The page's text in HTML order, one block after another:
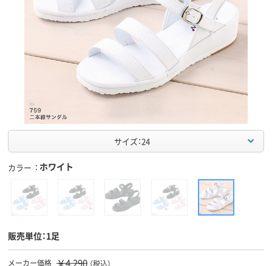
サイズ：24
カラー ホワイト
販売単位：1足
メーカー価格 ￥4,290 （税込）